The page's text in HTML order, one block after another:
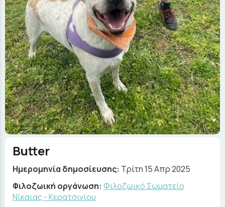
Butter
Ημερομηνία δημοσίευσης: Τρίτη 15 Απρ 2025
Φιλοζωική οργάνωση: Φιλοζωικό Σωματείο
Νίκαιας - Κερατσινίου